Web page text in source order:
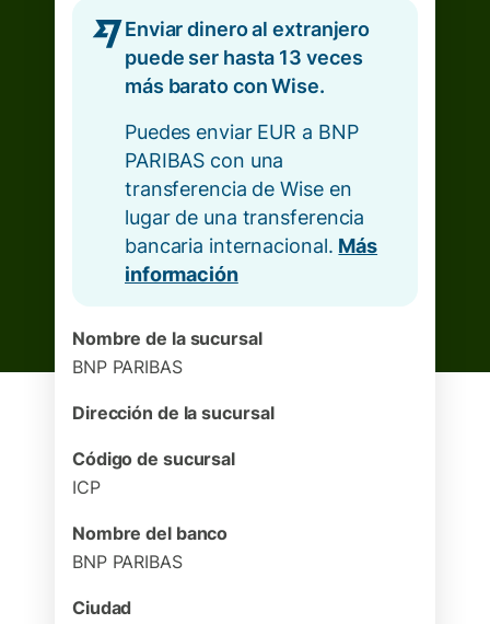
Enviar dinero al extranjero
puede ser hasta 13 veces
más barato con Wise.
Puedes enviar EUR a BNP
PARIBAS con una
transferencia de Wise en
lugar de una transferencia
bancaria internacional. Más
información
Nombre de la sucursal
BNP PARIBAS
Dirección de la sucursal
Código de sucursal
ICP
Nombre del banco
BNP PARIBAS
Ciudad